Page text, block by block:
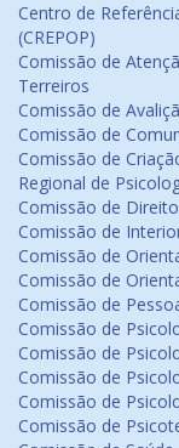
Centro de
(CREPOP)
Comissão de
Terreiros
Comissão de
Comissão de
Comissão de
Regional de
Comissão de
Comissão de
Comissão de
Comissão de
Comissão de
Comissão de
Comissão de
Comissão de
Comissão de
Comissão de